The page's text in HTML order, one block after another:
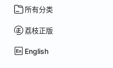
所有分类
荔枝正版
English